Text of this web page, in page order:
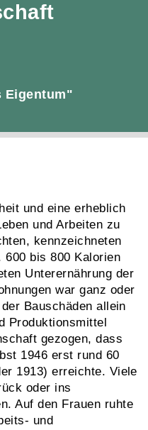
Staatsvertrag
Wiederaufbau
Eigentum"
und eine erheblich
und Arbeiten zu
kennzeichneten
600 bis 800 Kalorien
Unterernährung der
war ganz oder
Bauschäden allein
Produktionsmittel
gezogen, dass
1946 erst rund 60
1913) erreichte. Viele
oder ins
Auf den Frauen ruhte
und